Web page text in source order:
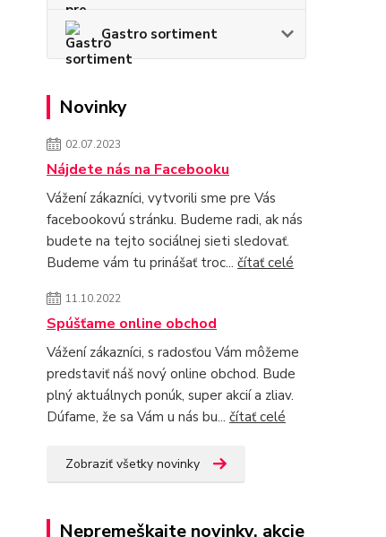
Gastro sortiment
Novinky
02.07.2023
Nájdete nás na Facebooku
Vážení zákazníci, vytvorili sme pre Vás
facebookovú stránku. Budeme radi, ak nás
budete na tejto sociálnej sieti sledovať.
Budeme vám tu prinášať troc... čítať celé
11.10.2022
Spúšťame online obchod
Vážení zákazníci, s radosťou Vám môžeme
predstaviť náš nový online obchod. Bude
plný aktuálnych ponúk, super akcií a zliav.
Dúfame, že sa Vám u nás bu... čítať celé
Zobraziť všetky novinky
Nepremeškajte novinky, akcie